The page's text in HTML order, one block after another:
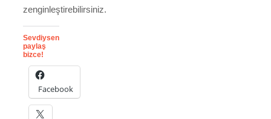
zenginleştirebilirsiniz.
Sevdiysen
paylaş
bizce!
Facebook